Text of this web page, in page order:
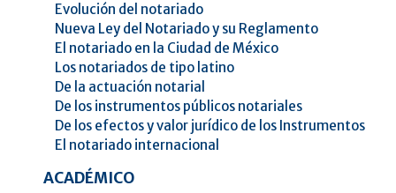
Evolución del notariado
Nueva Ley del Notariado y su Reglamento
El notariado en la Ciudad de México
Los notariados de tipo latino
De la actuación notarial
De los instrumentos públicos notariales
De los efectos y valor jurídico de los Instrumentos
El notariado internacional
ACADÉMICO